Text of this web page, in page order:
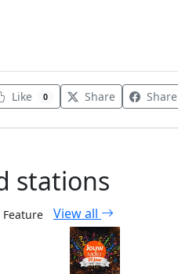
Like 0 Share Share
stations
Feature View all